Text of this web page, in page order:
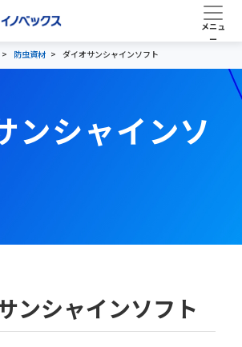
防虫資材 ダイオサンシャインソフト
ンシャインソ
ンシャインソフト